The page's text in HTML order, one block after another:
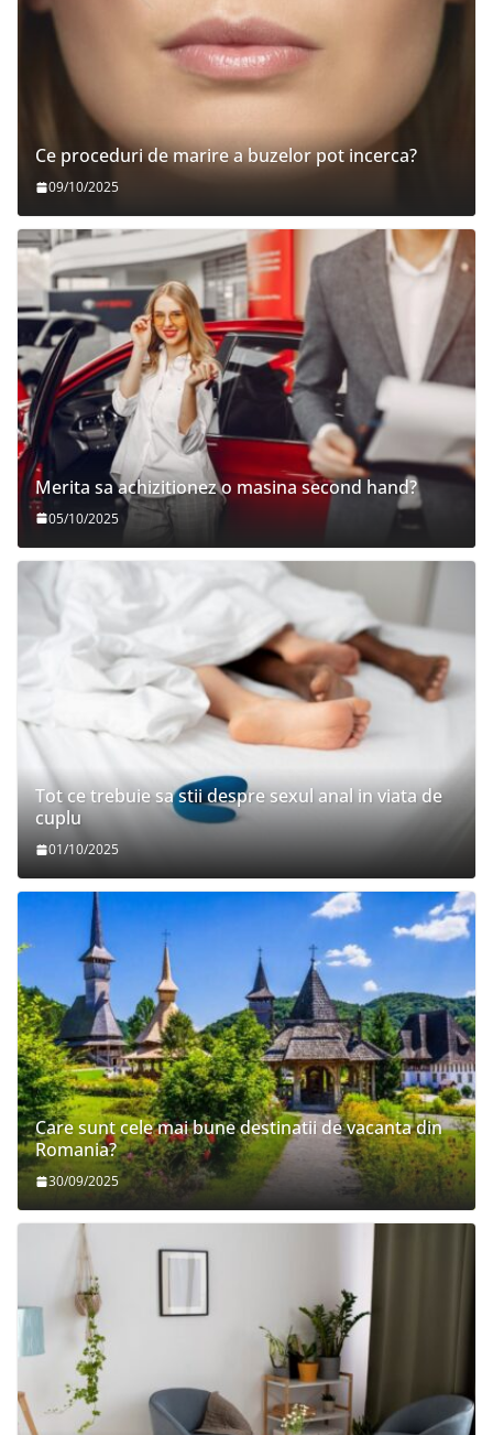
Ce proceduri de marire a buzelor pot incerca?
09/10/2025
Merita sa achizitionez o masina second hand?
05/10/2025
Tot ce trebuie sa stii despre sexul anal in viata de
cuplu
01/10/2025
Care sunt cele mai bune destinatii de vacanta din
Romania?
30/09/2025